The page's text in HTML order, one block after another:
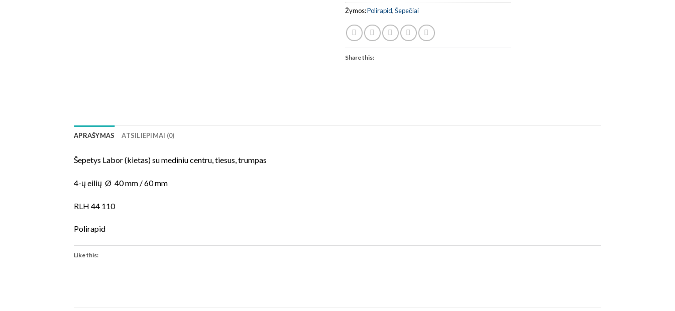
Žymos:Polirapid,Šepečiai
Share this:
APRAŠYMAS ATSILIEPIMAI (0)
Šepetys Labor (kietas) su mediniu centru, tiesus, trumpas
4-ų eilių Ø 40 mm / 60 mm
RLH 44 110
Polirapid
Like this: